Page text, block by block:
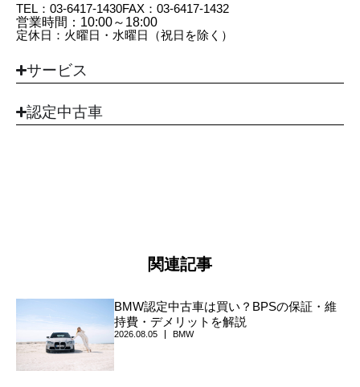
TEL：03-6417-1430FAX：03​-6417​-1432
営業時間：10:00～18:00
定休日：火曜日・水曜日（祝日を除く）
サービス
認定中古車
関連記事
BMW認定中古車は買い？BPSの保証・維
持費・デメリットを解説
2026.08.05 BMW